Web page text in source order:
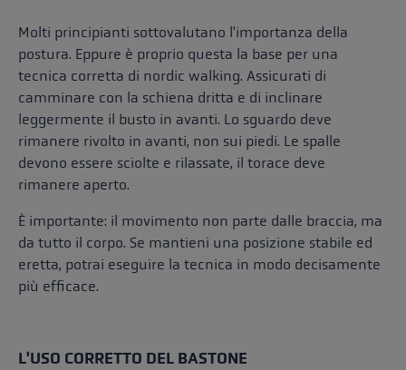
Molti principianti sottovalutano l'importanza della
postura. Eppure è proprio questa la base per una
tecnica corretta di nordic walking. Assicurati di
camminare con la schiena dritta e di inclinare
leggermente il busto in avanti. Lo sguardo deve
rimanere rivolto in avanti, non sui piedi. Le spalle
devono essere sciolte e rilassate, il torace deve
rimanere aperto.
È importante: il movimento non parte dalle braccia, ma
da tutto il corpo. Se mantieni una posizione stabile ed
eretta, potrai eseguire la tecnica in modo decisamente
più efficace.
L'USO CORRETTO DEL BASTONE